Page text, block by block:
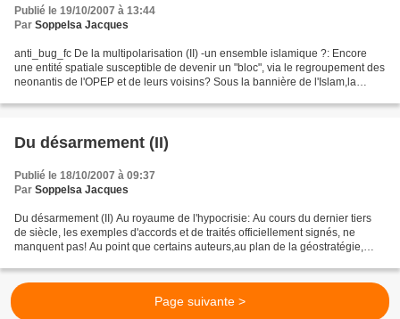
Publié le 19/10/2007 à 13:44
Par Soppelsa Jacques
anti_bug_fc De la multipolarisation (II) -un ensemble islamique ?: Encore
une entité spatiale susceptible de devenir un "bloc", via le regroupement des
neonantis de l'OPEP et de leurs voisins? Sous la bannière de l'Islam,la
Du désarmement (II)
Publié le 18/10/2007 à 09:37
Par Soppelsa Jacques
Du désarmement (II) Au royaume de l'hypocrisie: Au cours du dernier tiers
de siècle, les exemples d'accords et de traités officiellement signés, ne
manquent pas! Au point que certains auteurs,au plan de la géostratégie,
Page suivante >